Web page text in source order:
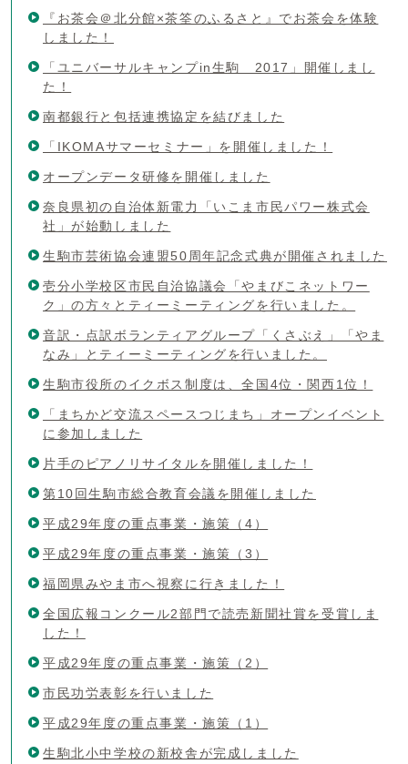
『お茶会＠北分館×茶筌のふるさと』でお茶会を体験
しました！
「ユニバーサルキャンプin生駒 2017」開催しまし
た！
南都銀行と包括連携協定を結びました
「IKOMAサマーセミナー」を開催しました！
オープンデータ研修を開催しました
奈良県初の自治体新電力「いこま市民パワー株式会
社」が始動しました
生駒市芸術協会連盟50周年記念式典が開催されました
壱分小学校区市民自治協議会「やまびこネットワー
ク」の方々とティーミーティングを行いました。
音訳・点訳ボランティアグループ「くさぶえ」「やま
なみ」とティーミーティングを行いました。
生駒市役所のイクボス制度は、全国4位・関西1位！
「まちかど交流スペースつじまち」オープンイベント
に参加しました
片手のピアノリサイタルを開催しました！
第10回生駒市総合教育会議を開催しました
平成29年度の重点事業・施策（4）
平成29年度の重点事業・施策（3）
福岡県みやま市へ視察に行きました！
全国広報コンクール2部門で読売新聞社賞を受賞しま
した！
平成29年度の重点事業・施策（2）
市民功労表彰を行いました
平成29年度の重点事業・施策（1）
生駒北小中学校の新校舎が完成しました